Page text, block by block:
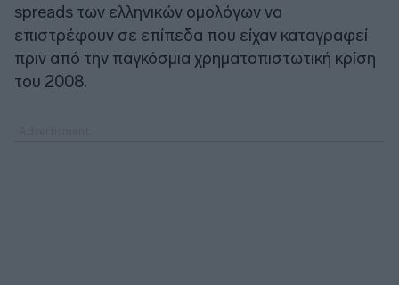
spreads των ελληνικών ομολόγων να
επιστρέφουν σε επίπεδα που είχαν καταγραφεί
πριν από την παγκόσμια χρηματοπιστωτική κρίση
του 2008.